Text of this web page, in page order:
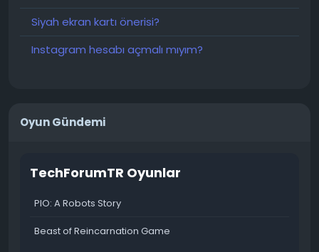
Siyah ekran kartı önerisi?
Instagram hesabı açmalı mıyım?
Oyun Gündemi
TechForumTR Oyunlar
PIO: A Robots Story
Beast of Reincarnation Game